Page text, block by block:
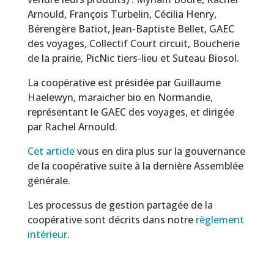
Arnould, François Turbelin, Cécilia Henry,
Bérengère Batiot, Jean-Baptiste Bellet, GAEC
des voyages, Collectif Court circuit, Boucherie
de la prairie, PicNic tiers-lieu et Suteau Biosol.
La coopérative est présidée par Guillaume
Haelewyn, maraicher bio en Normandie,
représentant le GAEC des voyages, et dirigée
par Rachel Arnould.
Cet articlevous en dira plus sur la gouvernance
de la coopérative suite à la dernière Assemblée
générale.
Les processus de gestion partagée de la
coopérative sont décrits dans notre règlement
intérieur.